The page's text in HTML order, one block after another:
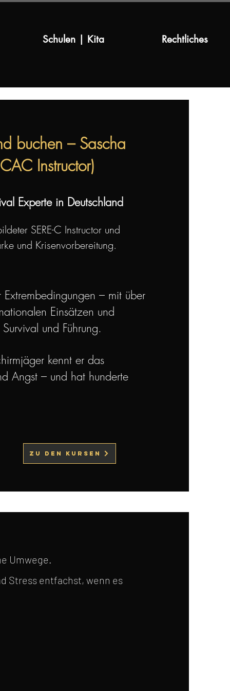
Schulen | Kita Rechtliches
buchen – Sascha
Instructor)
Experte in Deutschland
SERE-C Instructor und
und Krisenvorbereitung.
Extrembedingungen – mit über
Einsätzen und
und Führung.
kennt er das
Angst – und hat hunderte
Zu den Kursen
Umwege.
Stress entfachst, wenn es